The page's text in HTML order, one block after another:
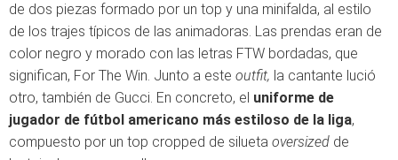
de dos piezas formado por un top y una minifalda, al estilo
de los trajes típicos de las animadoras. Las prendas eran de
color negro y morado con las letras FTW bordadas, que
significan, For The Win. Junto a este outfit, la cantante lució
otro, también de Gucci. En concreto, el uniforme de
jugador de fútbol americano más estiloso de la liga,
compuesto por un top cropped de silueta oversized de